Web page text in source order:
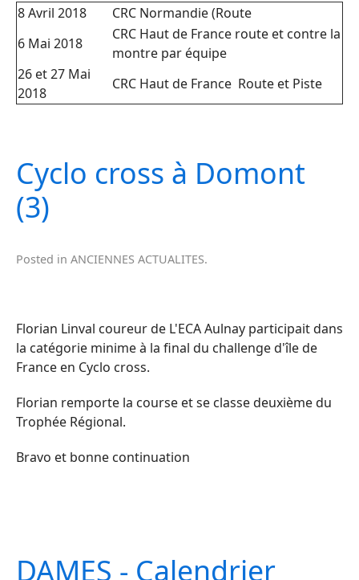
8 Avril 2018
CRC Normandie (Route
6 Mai 2018
CRC Haut de France route et contre la
montre par équipe
26 et 27 Mai
2018
CRC Haut de France Route et Piste
Cyclo cross à Domont
(3)
Posted in ANCIENNES ACTUALITES.
Florian Linval coureur de L'ECA Aulnay participait dans
la catégorie minime à la final du challenge d'île de
France en Cyclo cross.
Florian remporte la course et se classe deuxième du
Trophée Régional.
Bravo et bonne continuation
DAMES - Calendrier